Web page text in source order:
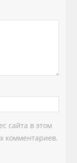
сайта в этом
комментариев.